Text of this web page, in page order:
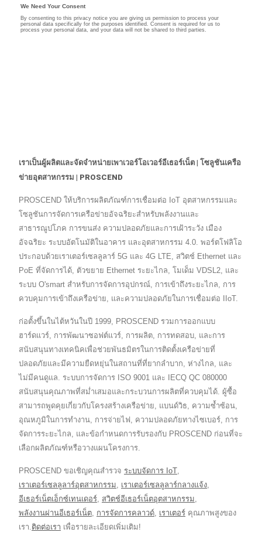
เราเป็นผู้ผลิตและจัดจำหน่ายเพาเวอร์โอเวอร์อีเธอร์เน็ต | โซลูชันเครือ
ข่ายอุตสาหกรรม | PROSCEND
PROSCEND ให้บริการผลิตภัณฑ์การเชื่อมต่อ IoT อุตสาหกรรมและ
โซลูชันการจัดการเครือข่ายอัจฉริยะสำหรับพลังงานและ
สาธารณูปโภค การขนส่ง ความปลอดภัยและการเฝ้าระวัง เมือง
อัจฉริยะ ระบบอัตโนมัติในอาคาร และอุตสาหกรรม 4.0. พอร์ตโฟลิโอ
ประกอบด้วยเราเตอร์เซลลูลาร์ 5G และ 4G LTE, สวิตช์ Ethernet และ
PoE ที่จัดการได้, ตัวขยาย Ethernet ระยะไกล, โมเด็ม VDSL2, และ
ระบบ O'smart สำหรับการจัดการอุปกรณ์, การเข้าถึงระยะไกล, การ
ควบคุมการเข้าถึงเครือข่าย, และความปลอดภัยในการเชื่อมต่อ IIoT.
ก่อตั้งขึ้นในไต้หวันในปี 1999, PROSCEND รวมการออกแบบ
ฮาร์ดแวร์, การพัฒนาซอฟต์แวร์, การผลิต, การทดสอบ, และการ
สนับสนุนทางเทคนิคเพื่อช่วยพันธมิตรในการติดตั้งเครือข่ายที่
ปลอดภัยและมีความยืดหยุ่นในสถานที่ที่ยากลำบาก, ห่างไกล, และ
ไม่มีคนดูแล. ระบบการจัดการ ISO 9001 และ IECQ QC 080000
สนับสนุนคุณภาพที่สม่ำเสมอและกระบวนการผลิตที่ควบคุมได้. ผู้ซื้อ
สามารถพูดคุยเกี่ยวกับโครงสร้างเครือข่าย, แบนด์วิธ, ความซ้ำซ้อน,
อุณหภูมิในการทำงาน, การจ่ายไฟ, ความปลอดภัยทางไซเบอร์, การ
จัดการระยะไกล, และข้อกำหนดการรับรองกับ PROSCEND ก่อนที่จะ
เลือกผลิตภัณฑ์หรือวางแผนโครงการ.
PROSCEND ขอเชิญคุณสำรวจ ระบบจัดการ IoT,
เราเตอร์เซลลูลาร์อุตสาหกรรม, เราเตอร์เซลลูลาร์กลางแจ้ง,
อีเธอร์เน็ตเอ็กซ์เทนเดอร์, สวิตช์อีเธอร์เน็ตอุตสาหกรรม,
พลังงานผ่านอีเธอร์เน็ต, การจัดการคลาวด์, เราเตอร์ คุณภาพสูงของ
เรา.ติดต่อเรา เพื่อรายละเอียดเพิ่มเติม!